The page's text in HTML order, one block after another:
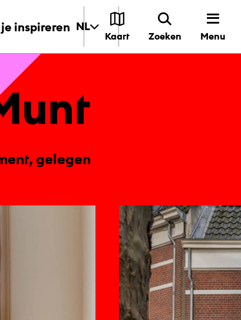
inspireren NL
Kaart Zoeken Menu
gelegen